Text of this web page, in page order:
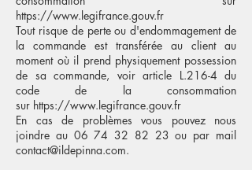
https://www.legifrance.gouv.fr
Tout risque de perte ou d'endommagement de
la commande est transférée au client au
moment où il prend physiquement possession
de sa commande, voir article L.216-4 du
code de la consommation
sur https://www.legifrance.gouv.fr
En cas de problèmes vous pouvez nous
joindre au 06 74 32 82 23 ou par mail
contact@ildepinna.com.